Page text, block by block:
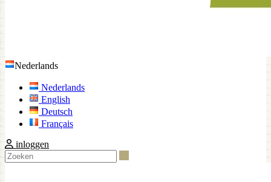
Nederlands
Nederlands
English
Deutsch
Français
inloggen